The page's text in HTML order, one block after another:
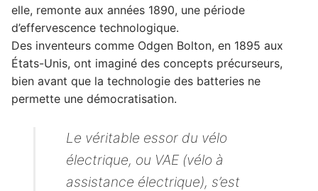
2.2. Les avantages techniques : performance
et confort
3. Choisir son vélo électrique pliant : critères et
modèles
3.1. Les aspects techniques à considérer
performance
3.3. Quelques modèles phares et leurs
particularités
elle, remonte aux années 1890, une période
d’effervescence technologique.
Des inventeurs comme Odgen Bolton, en 1895 aux
États-Unis, ont imaginé des concepts précurseurs,
bien avant que la technologie des batteries ne
permette une démocratisation.
Le véritable essor du vélo
électrique, ou VAE (vélo à
assistance électrique), s’est